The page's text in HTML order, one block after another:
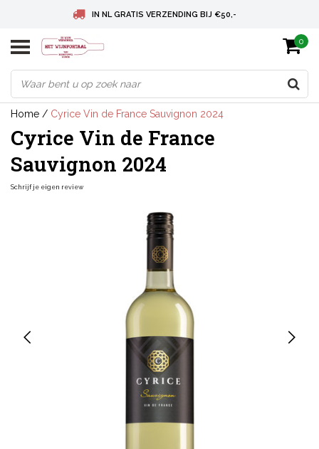
IN NL GRATIS VERZENDING BIJ €50,-
BELGIE GRATIS VERZENDING BIJ € 75
DEUTSCHLAND VERSANDKOSTENFREI AB € 75
0
Home / Cyrice Vin de France Sauvignon 2024
Cyrice Vin de France
Sauvignon 2024
Schrijf je eigen review